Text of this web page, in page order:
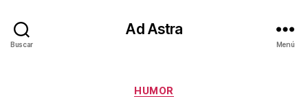
Buscar
Ad Astra
Menú
Categorías
HUMOR